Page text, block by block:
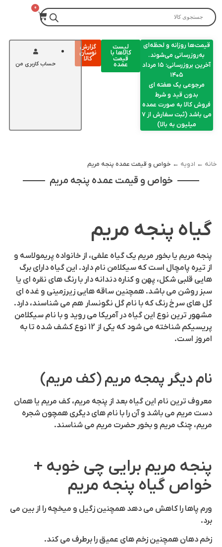
قیمت‌ها روزانه و لحظه‌ای
به‌روزرسانی می‌شوند.
آخرین بروزرسانی: ۱۵ مرداد
۱۴۰۵
مرجوعی یک هفته ای
بدون قید و شرط
فروش کالا به صورت عمده
می باشد (ثبت سفارش از 7
میلیون به بالا)
لیست
کالاها با
قیمت
عمده
گزارش
نوسان
کالا
حساب کاربری من
خانه ← ادویه ← خواص و قیمت عمده پنجه مریم
خواص و قیمت عمده پنجه مریم
گیاه پنجه مریم
پنجه مریم یا بخور مریم یک گیاه علفی، از خانواده پریمولاسه و
از تیره پامچال است که سیکلامن نام دارد. این گیاه دارای برگ
هایی قلبی شکل، پهن و کناره دندانه دار با رنگ های نقره ای یا
سبز روشن می باشد. همچنین ساقه هایی زیرزمینی و غده ای
گل های سرخ رنگ که با نام گل نگونسار هم می شناسند، دارد.
مشهور ترین نوع این گیاه در آمریکا می روید و با نام سیکلامن
پریسیکم شناخته می شود که یکی از 12 نوع کشف شده تا به
امروز است.
نام دیگر پمجه مریم (کف مریم)
معروف ترین نام این گیاه بعد از پنجه مریم، کف مریم یا همان
دست مریم می باشد و آن را با نام های دیگری همچون شجره
مریم، چنگ مریم و بخور حضرت مریم می شناسند.
پنجه مریم برایی چی خوبه +
خواص گیاه پنجه مریم
ورم پاها را کاهش می دهد همچنین زگیل و میخچه را از بین می
برد.
زخم دهان همچنین زخم های عمیق را برطرف می کند.